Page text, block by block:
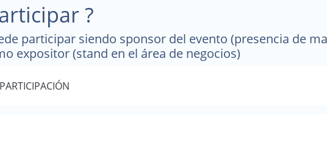
?
participar siendo sponsor del evento (presencia de
expositor (stand en el área de negocios)